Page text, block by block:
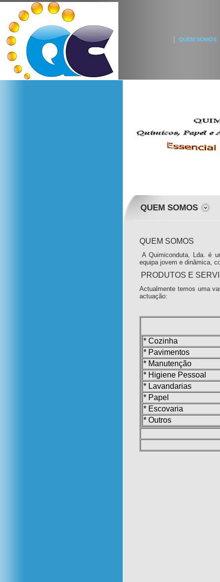
QUEM SOMOS
QUEM SOMOS
QUEM SOMOS
A Quimiconduta, Lda. é
equipa jovem e dinâmica,
PRODUTOS E
Actualmente temos uma
actuação:
* Cozinha
* Pavimentos
* Manutenção
* Higiene Pessoal
* Lavandarias
* Papel
* Escovaria
* Outros